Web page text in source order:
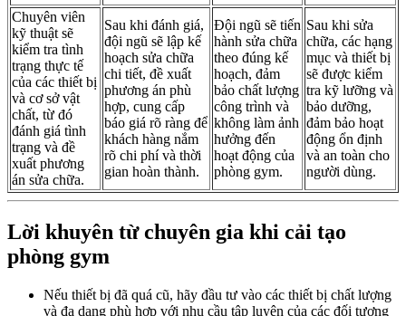
Chuyên viên
kỹ thuật sẽ
kiểm tra tình
trạng thực tế
của các thiết bị
và cơ sở vật
chất, từ đó
đánh giá tình
trạng và đề
xuất phương
án sửa chữa.
Sau khi đánh giá,
đội ngũ sẽ lập kế
hoạch sửa chữa
chi tiết, đề xuất
phương án phù
hợp, cung cấp
báo giá rõ ràng để
khách hàng nắm
rõ chi phí và thời
gian hoàn thành.
Đội ngũ sẽ tiến
hành sửa chữa
theo đúng kế
hoạch, đảm
bảo chất lượng
công trình và
không làm ảnh
hưởng đến
hoạt động của
phòng gym.
Sau khi sửa
chữa, các hạng
mục và thiết bị
sẽ được kiểm
tra kỹ lưỡng và
bảo dưỡng,
đảm bảo hoạt
động ổn định
và an toàn cho
người dùng.
Lời khuyên từ chuyên gia khi cải tạo
phòng gym
Nếu thiết bị đã quá cũ, hãy đầu tư vào các thiết bị chất lượng
và đa dạng phù hợp với nhu cầu tập luyện của các đối tượng